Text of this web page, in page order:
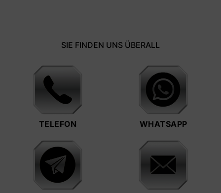
SIE FINDEN UNS ÜBERALL
TELEFON WHATSAPP